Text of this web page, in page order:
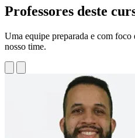
Professores deste
Uma equipe preparada e com foco
nosso time.